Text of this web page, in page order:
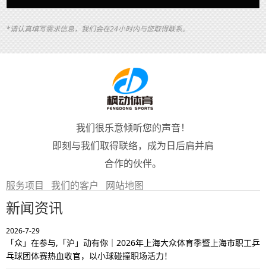
*请认真填写需求信息，我们会在24小时内与您取得联系。
我们很乐意倾听您的声音！
即刻与我们取得联络，成为日后肩并肩
合作的伙伴。
服务项目
我们的客户 网站地图
新闻资讯
2026-7-29
「众」在参与,「沪」动有你｜2026年上海大众体育季暨上海市职工乒
乓球团体赛热血收官，以小球碰撞职场活力！